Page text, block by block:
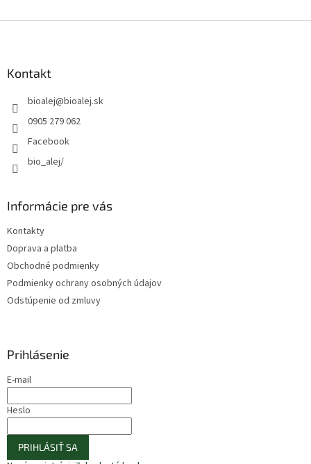
Kontakt
bioalej@bioalej.sk
0905 279 062
Facebook
bio_alej/
Informácie pre vás
Kontakty
Doprava a platba
Obchodné podmienky
Podmienky ochrany osobných údajov
Odstúpenie od zmluvy
Prihlásenie
E-mail
Heslo
PRIHLÁSIŤ SA